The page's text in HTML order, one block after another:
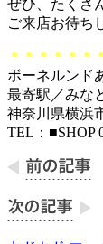
ぜひ、たくさ
ご来店お待ち
＊＊＊＊＊＊
ボーネルンド
最寄駅／みな
神奈川県横浜
TEL：■SHOP